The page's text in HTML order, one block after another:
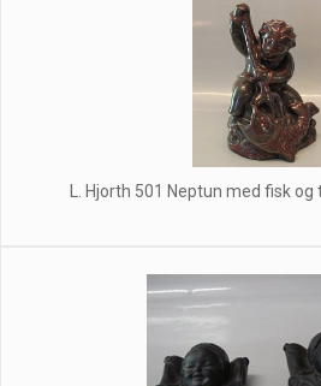
L. Hjorth 501 Neptun med fisk og